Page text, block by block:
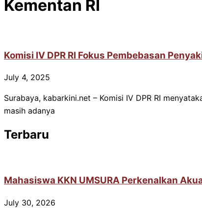
Kementan RI
Komisi IV DPR RI Fokus Pembebasan
July 4, 2025
Surabaya, kabarkini.net – Komisi IV DPR RI
masih adanya
Terbaru
Mahasiswa KKN UMSURA Perkenalkan
July 30, 2026